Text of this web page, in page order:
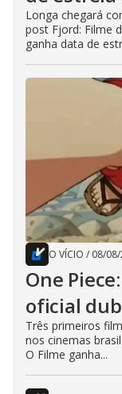
Longa chegará
post Fjord: Filme
ganha data de
O VÍCIO / 08/
One
oficial
Três primeiros
nos cinemas
O Filme ganha...